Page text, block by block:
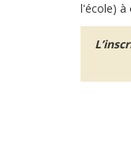
l'école) à